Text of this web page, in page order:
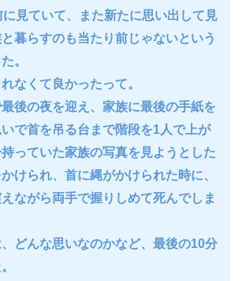
に見ていて、また新たに思い出して見
暮らすのも当たり前じゃないという
。
なくて良かったって。
後の夜を迎え、家族に最後の手紙を
で首を吊る台まで階段を1人で上が
っていた家族の写真を見ようとした
けられ、首に縄がかけられた時に、
ながら両手で握りしめて死んでしま
どんな思いなのかなど、最後の10分